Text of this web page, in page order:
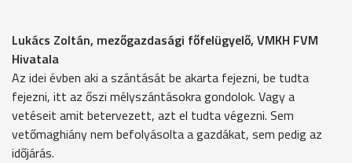
Lukács Zoltán, mezőgazdasági főfelügyelő, VMKH FVM
Hivatala
Az idei évben aki a szántását be akarta fejezni, be tudta
fejezni, itt az őszi mélyszántásokra gondolok. Vagy a
vetéseit amit betervezett, azt el tudta végezni. Sem
vetőmaghiány nem befolyásolta a gazdákat, sem pedig az
időjárás.